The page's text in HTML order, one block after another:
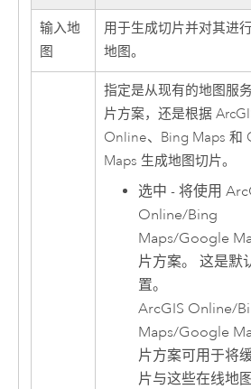
输入地
图
用于生成切片并对其进
地图。
指定是从现有的地图服
片方案，还是根据
Online、Bing Maps 和
Maps 生成地图切片。
选中 - 将使用
Online/Bing
Maps/Google
片方案。 这是默
置。
ArcGIS Online/
Maps/Google
片方案可用于将
片与这些在线地